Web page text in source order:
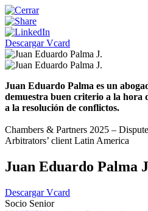
Descargar Vcard
Juan Eduardo Palma es un
demuestra buen criterio a la hora
a la resolución de conflictos.
Chambers & Partners 2025 –
Arbitrators’ client Latin America
Juan Eduardo Palma
Descargar Vcard
Socio Senior